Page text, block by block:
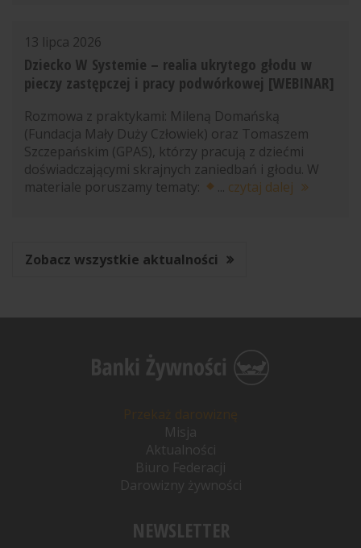
13 lipca 2026
Dziecko W Systemie – realia ukrytego głodu w
pieczy zastępczej i pracy podwórkowej [WEBINAR]
Rozmowa z praktykami: Mileną Domańską
(Fundacja Mały Duży Człowiek) oraz Tomaszem
Szczepańskim (GPAS), którzy pracują z dziećmi
doświadczającymi skrajnych zaniedbań i głodu. W
materiale poruszamy tematy:
... czytaj dalej
Zobacz wszystkie aktualności
Misja
Aktualności
Biuro Federacji
Darowizny żywności
NEWSLETTER